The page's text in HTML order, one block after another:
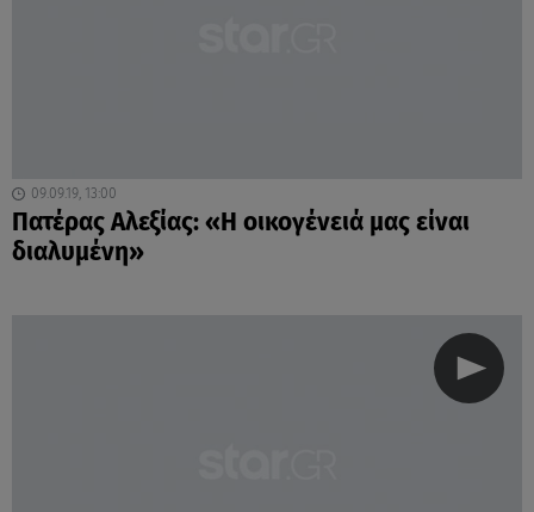
09.09.19, 13:00
Πατέρας Αλεξίας: «Η οικογένειά μας είναι
διαλυμένη»